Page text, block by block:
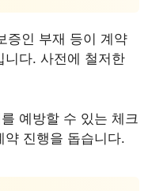
증인 부재 등이 계약
니다. 사전에 철저한
예방할 수 있는 체크
약 진행을 돕습니다.